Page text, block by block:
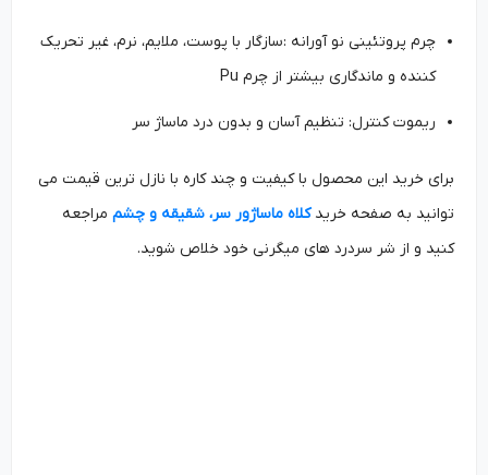
چرم پروتئینی نو آورانه :سازگار با پوست، ملایم، نرم، غیر تحریک
کننده و ماندگاری بیشتر از چرم Pu
ریموت کنترل: تنظیم آسان و بدون درد ماساژ سر
برای خرید این محصول با کیفیت و چند کاره با نازل ترین قیمت می
توانید به صفحه خریدکلاه ماساژور سر، شقیقه و چشممراجعه
کنید و از شر سردرد های میگرنی خود خلاص شوید.